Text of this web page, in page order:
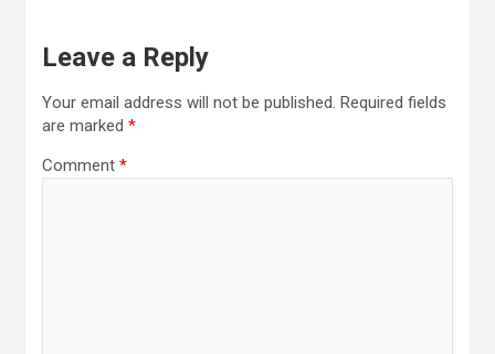
Leave a Reply
Your email address will not be published. Required fields
are marked *
Comment *